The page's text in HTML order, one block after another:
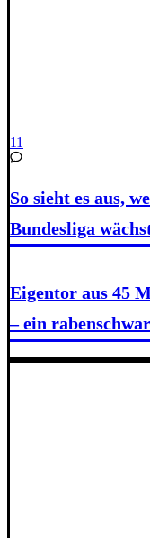
11
So sieht es aus,
Bundesliga
Eigentor aus 45
– ein